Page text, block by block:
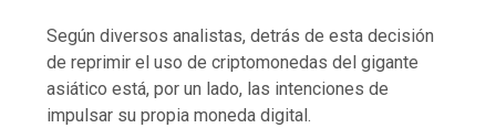
Según diversos analistas, detrás de esta decisión
de reprimir el uso de criptomonedas del gigante
asiático está, por un lado, las intenciones de
impulsar su propia moneda digital.